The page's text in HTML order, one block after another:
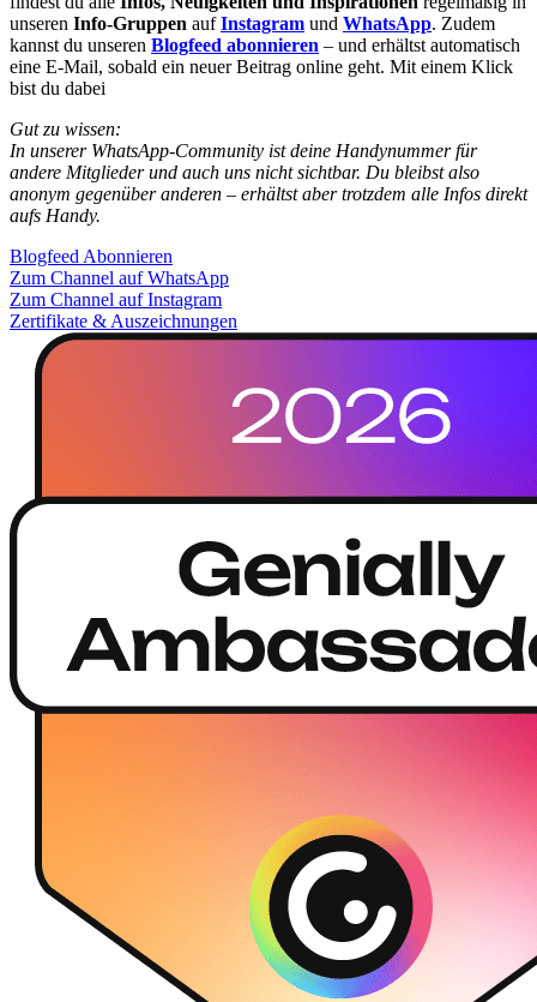
unseren Info-Gruppen aufInstagram und WhatsApp. Zudem
kannst du unseren Blogfeed abonnieren – und erhältst automatisch
eine E-Mail, sobald ein neuer Beitrag online geht. Mit einem Klick
bist du dabei
Gut zu wissen:
In unserer WhatsApp-Community ist deine Handynummer für
andere Mitglieder und auch uns nicht sichtbar. Du bleibst also
anonym gegenüber anderen – erhältst aber trotzdem alle Infos direkt
aufs Handy.
Blogfeed Abonnieren
Zum Channel auf WhatsApp
Zum Channel auf Instagram
Zertifikate & Auszeichnungen